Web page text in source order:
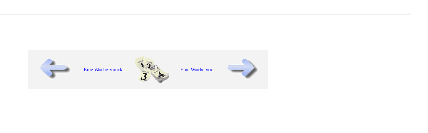
Eine Woche zurück Eine Woche vor